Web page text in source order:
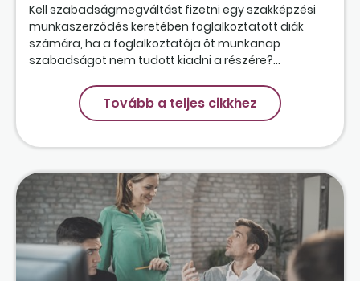
Kell szabadságmegváltást fizetni egy szakképzési
munkaszerződés keretében foglalkoztatott diák
számára, ha a foglalkoztatója öt munkanap
szabadságot nem tudott kiadni a részére?...
Tovább a teljes cikkhez